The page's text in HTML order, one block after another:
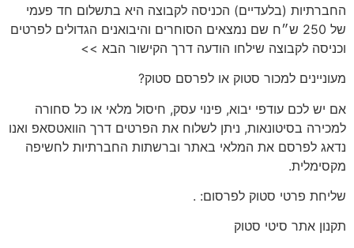
החברתיות (בלעדיים) הכניסה לקבוצה היא בתשלום חד פעמי
של 250 ש״ח שם נמצאים הסוחרים והיבואנים הגדולים לפרטים
וכניסה לקבוצה שילחו הודעה דרך הקישור הבא >>
מעוניינים למכור סטוק או לפרסם סטוק?
אם יש לכם עודפי יבוא, פינוי עסק, חיסול מלאי או כל סחורה
למכירה בסיטונאות, ניתן לשלוח את הפרטים דרך הוואטסאפ ואנו
נדאג לפרסם את המלאי באתר וברשתות החברתיות לחשיפה
מקסימלית.
שליחת פרטי סטוק לפרסום: .
תקנון אתר סיטי סטוק